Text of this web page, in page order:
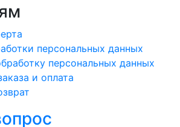
персональных данных
персональных данных
и оплата